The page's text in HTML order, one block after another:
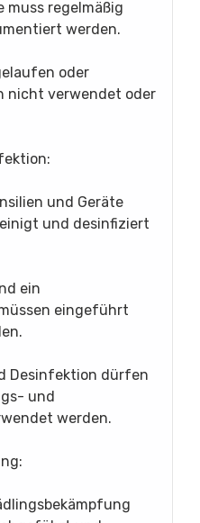
muss regelmäßig
werden.
oder
nicht verwendet oder
und Geräte
und desinfiziert
ein
eingeführt
Desinfektion dürfen
und
werden.